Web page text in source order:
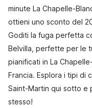
minute La Chapelle-
ottieni uno sconto del
Goditi la fuga perfetta
Belvilla, perfette per le
pianificati in La
Francia. Esplora i tipi di
Saint-Martin qui sotto e
stesso!